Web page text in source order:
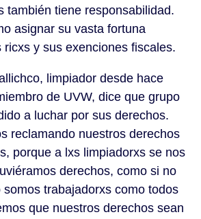
también tiene responsabilidad.
asignar su vasta fortuna
ricxs y sus exenciones fiscales.
limpiador desde hace
de UVW, dice que grupo
a luchar por sus derechos.
reclamando nuestros derechos
porque a lxs limpiadorxs se nos
derechos, como si no
trabajadorxs como todos
que nuestros derechos sean